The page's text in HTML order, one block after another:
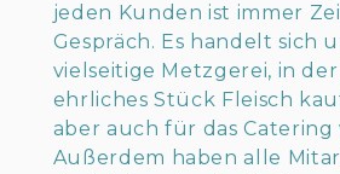
jeden Kunden ist immer
Gespräch. Es handelt sich
vielseitige Metzgerei, in der
ehrliches Stück Fleisch
aber auch für das Catering
Außerdem haben alle